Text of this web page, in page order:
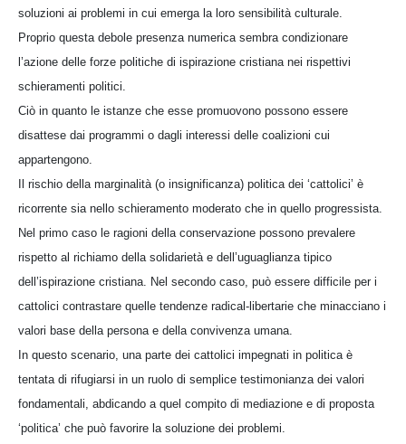
soluzioni ai problemi in cui emerga la loro sensibilità culturale.
Proprio questa debole presenza numerica sembra condizionare
l’azione delle forze politiche di ispirazione cristiana nei rispettivi
schieramenti politici.
Ciò in quanto le istanze che esse promuovono possono essere
disattese dai programmi o dagli interessi delle coalizioni cui
appartengono.
Il rischio della marginalità (o insignificanza) politica dei ‘cattolici’ è
ricorrente sia nello schieramento moderato che in quello progressista.
Nel primo caso le ragioni della conservazione possono prevalere
rispetto al richiamo della solidarietà e dell’uguaglianza tipico
dell’ispirazione cristiana. Nel secondo caso, può essere difficile per i
cattolici contrastare quelle tendenze radical-libertarie che minacciano i
valori base della persona e della convivenza umana.
In questo scenario, una parte dei cattolici impegnati in politica è
tentata di rifugiarsi in un ruolo di semplice testimonianza dei valori
fondamentali, abdicando a quel compito di mediazione e di proposta
‘politica’ che può favorire la soluzione dei problemi.